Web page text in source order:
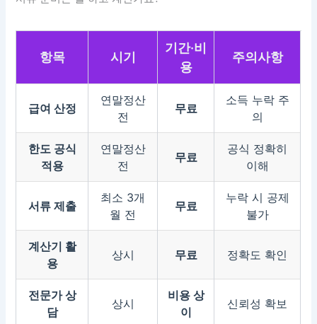
항목 시기
기간·비
용
주의사항
급여 산정
연말정산
전
무료
소득 누락 주
의
한도 공식
적용
연말정산
전
무료
공식 정확히
이해
서류 제출
최소 3개
월 전
무료
누락 시 공제
불가
계산기 활
용
상시 무료 정확도 확인
전문가 상
담
상시
비용 상
이
신뢰성 확보